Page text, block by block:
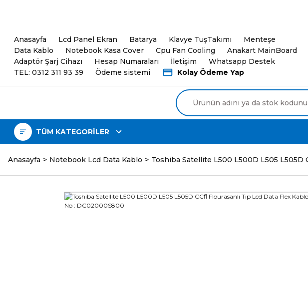
Anasayfa Lcd Panel Ekran Batarya Klavye TuşTakımı
Menteşe
Data Kablo
Notebook Kasa Cover Cpu Fan Cooling
Anakart MainBoard
Adaptör Şarj Cihazı
Hesap Numaraları İletişim
Whatsapp Destek
TEL: 0312 311 93 39
Ödeme sistemi Kolay Ödeme Yap
TÜM KATEGORİLER
Anasayfa Notebook Lcd Data Kablo Toshiba Satellite L500 L500D L505 L505D